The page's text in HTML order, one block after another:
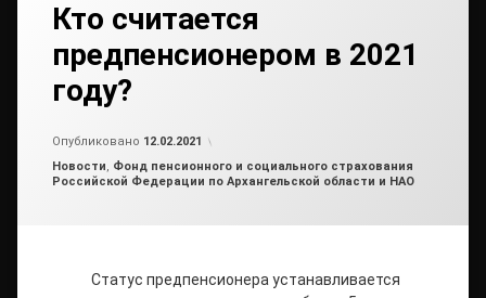
Кто считается
предпенсионером в 2021
году?
Опубликовано 12.02.2021
Рубрики:
Новости, Фонд пенсионного и социального страхования
Российской Федерации по Архангельской области и НАО
Статус предпенсионера устанавливается